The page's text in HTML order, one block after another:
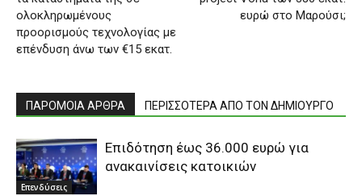
ολοκληρωμένους
προορισμούς τεχνολογίας με
επένδυση άνω των €15 εκατ.
ευρώ στο Μαρούσι;
ΠΑΡΟΜΟΙΑ ΑΡΘΡΑ ΠΕΡΙΣΣΟΤΕΡΑ ΑΠΟ ΤΟΝ ΔΗΜΙΟΥΡΓΟ
Επενδύσεις
Επιδότηση έως 36.000 ευρώ για
ανακαινίσεις κατοικιών